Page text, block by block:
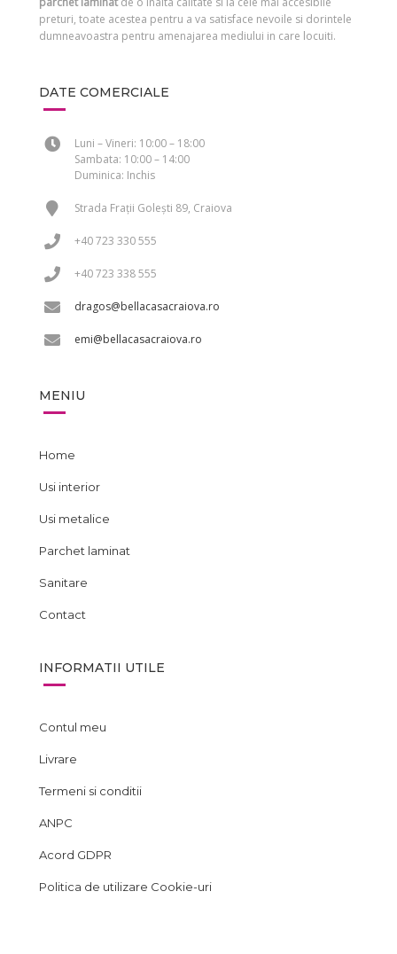
preturi, toate acestea pentru a va satisface nevoile si dorintele
dumneavoastra pentru amenajarea mediului in care locuiti.
DATE COMERCIALE
Luni – Vineri: 10:00 – 18:00
Sambata: 10:00 – 14:00
Duminica: Inchis
Strada Frații Golești 89, Craiova
+40 723 330 555
+40 723 338 555
dragos@bellacasacraiova.ro
emi@bellacasacraiova.ro
MENIU
Home
Usi interior
Usi metalice
Parchet laminat
Sanitare
Contact
INFORMATII UTILE
Contul meu
Livrare
Termeni si conditii
ANPC
Acord GDPR
Politica de utilizare Cookie-uri